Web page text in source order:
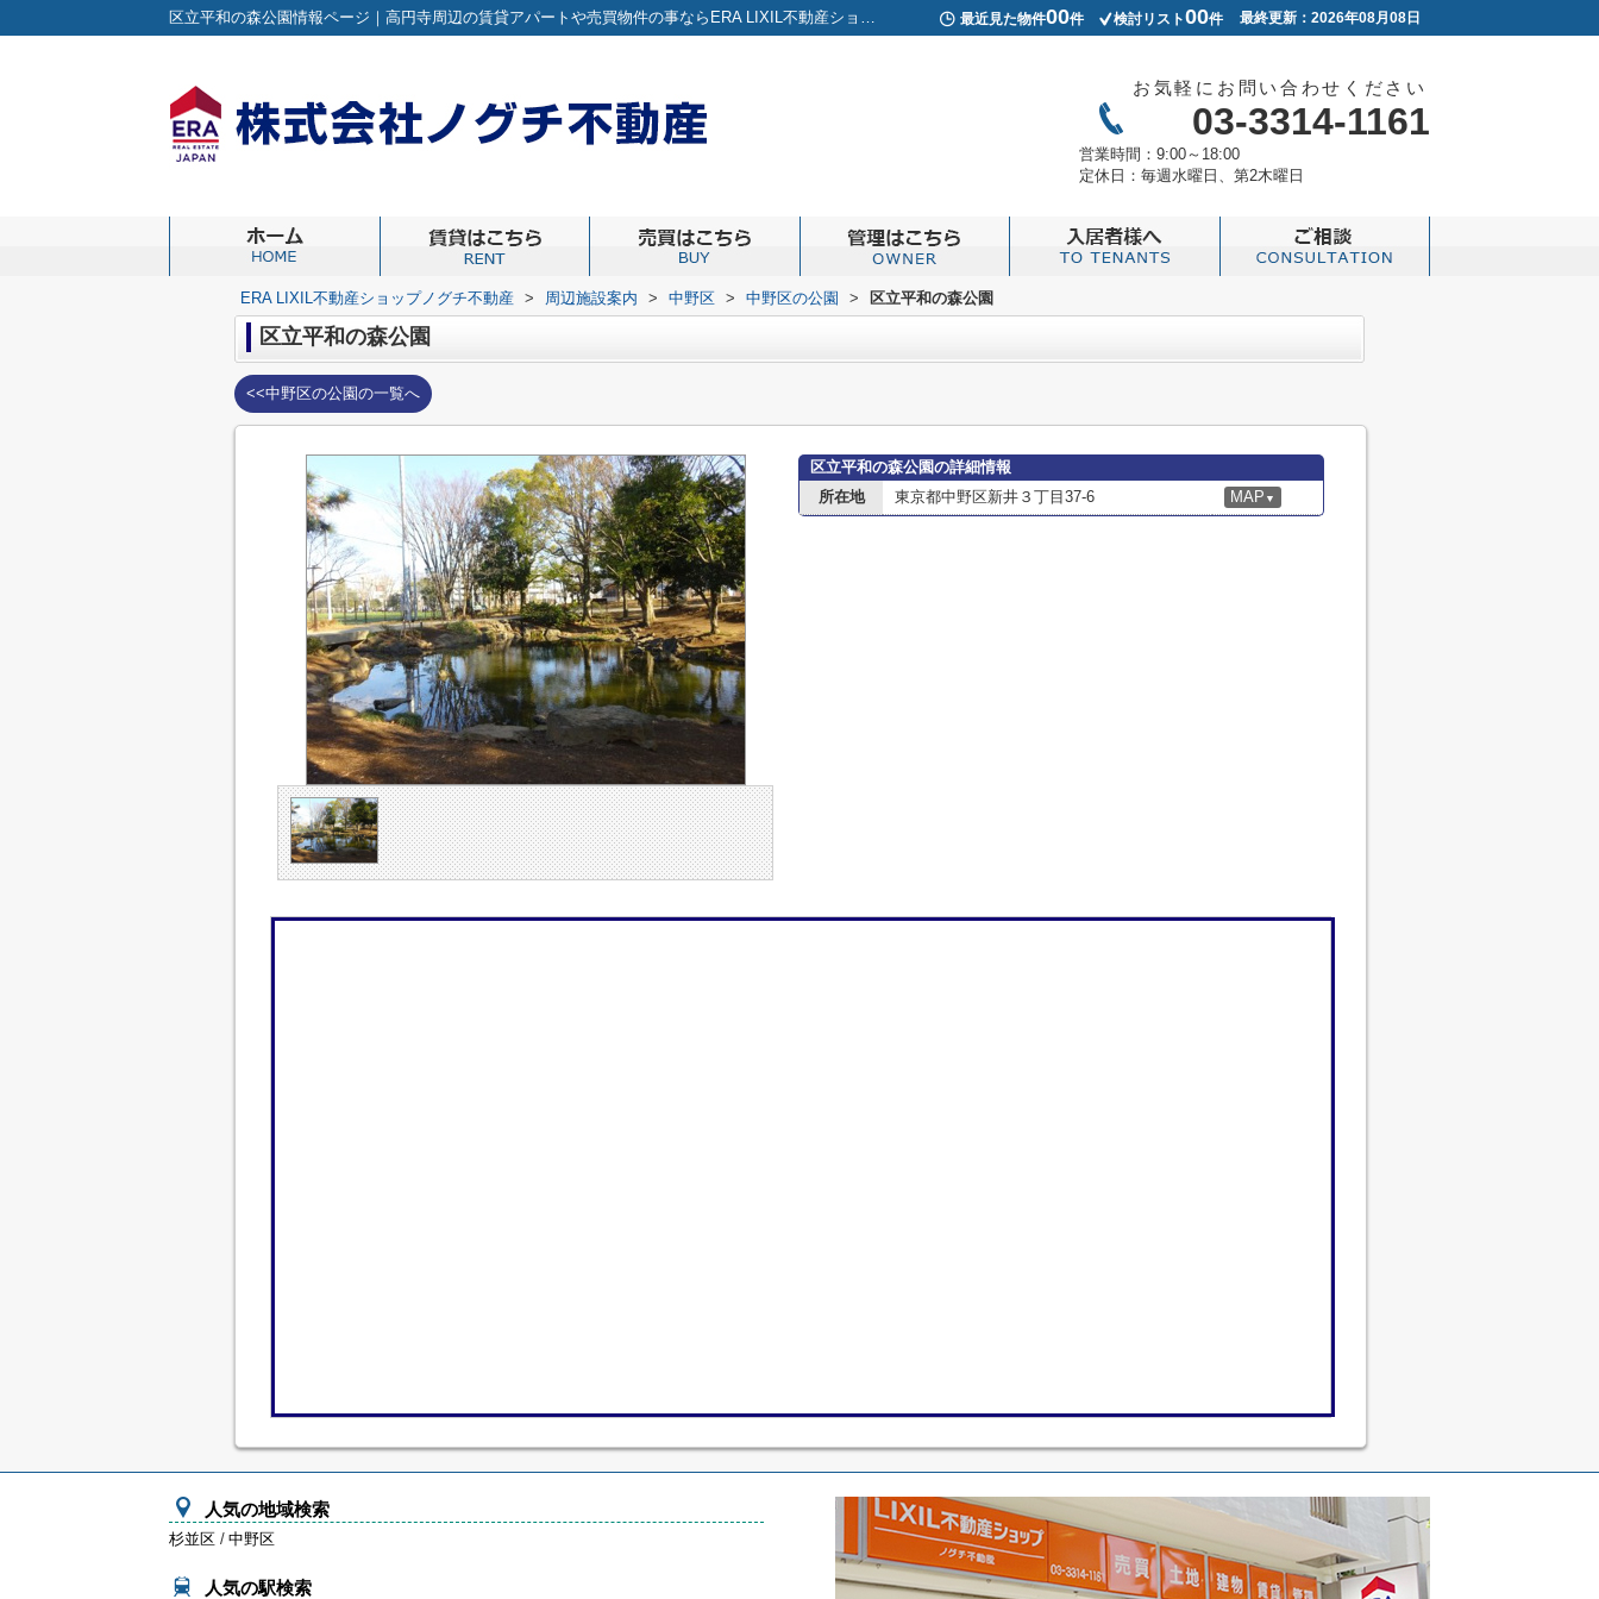
区立平和の森公園情報ページ｜高円寺周辺の賃貸アパートや売買物件の事ならERA LIXIL不動産ショップノグチ不動産 最近見た物件00件 検討リスト00件 最終更新：2026年08月08日
お気軽にお問い合わせください
03-3314-1161
営業時間： 9:00～18:00
定休日： 毎週水曜日、第2木曜日
ERA LIXIL不動産ショップノグチ不動産 > 周辺施設案内 > 中野区 > 中野区の公園 > 区立平和の森公園
区立平和の森公園
<<中野区の公園の一覧へ
区立平和の森公園の詳細情報
所在地
東京都中野区新井３丁目37-6 MAP ▼
人気の地域検索
杉並区 / 中野区
人気の駅検索